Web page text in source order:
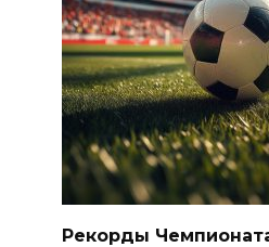
Рекорды